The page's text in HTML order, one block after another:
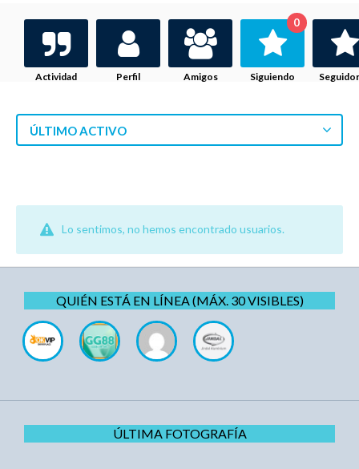
Actividad Perfil Amigos Siguiendo
0
ÚLTIMO ACTIVO
Lo sentimos, no hemos encontrado usuarios.
QUIÉN ESTÁ EN LÍNEA (MÁX. 30 VISIBLES)
ÚLTIMA FOTOGRAFÍA